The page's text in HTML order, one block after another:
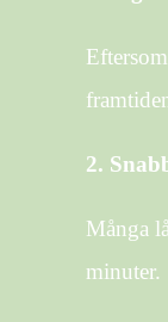
2.
Många
minuter.